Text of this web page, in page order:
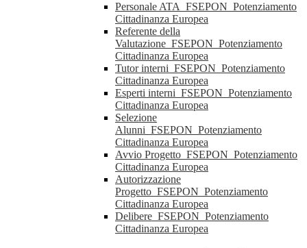
Personale ATA_FSEPON_Potenziamento
Cittadinanza Europea
Referente della
Valutazione_FSEPON_Potenziamento
Cittadinanza Europea
Tutor interni_FSEPON_Potenziamento
Cittadinanza Europea
Esperti interni_FSEPON_Potenziamento
Cittadinanza Europea
Selezione
Alunni_FSEPON_Potenziamento
Cittadinanza Europea
Avvio Progetto_FSEPON_Potenziamento
Cittadinanza Europea
Autorizzazione
Progetto_FSEPON_Potenziamento
Cittadinanza Europea
Delibere_FSEPON_Potenziamento
Cittadinanza Europea